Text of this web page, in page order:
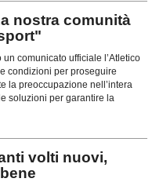
nostra comunità
un comunicato ufficiale l’Atletico
condizioni per proseguire
la preoccupazione nell’intera
soluzioni per garantire la
volti nuovi,